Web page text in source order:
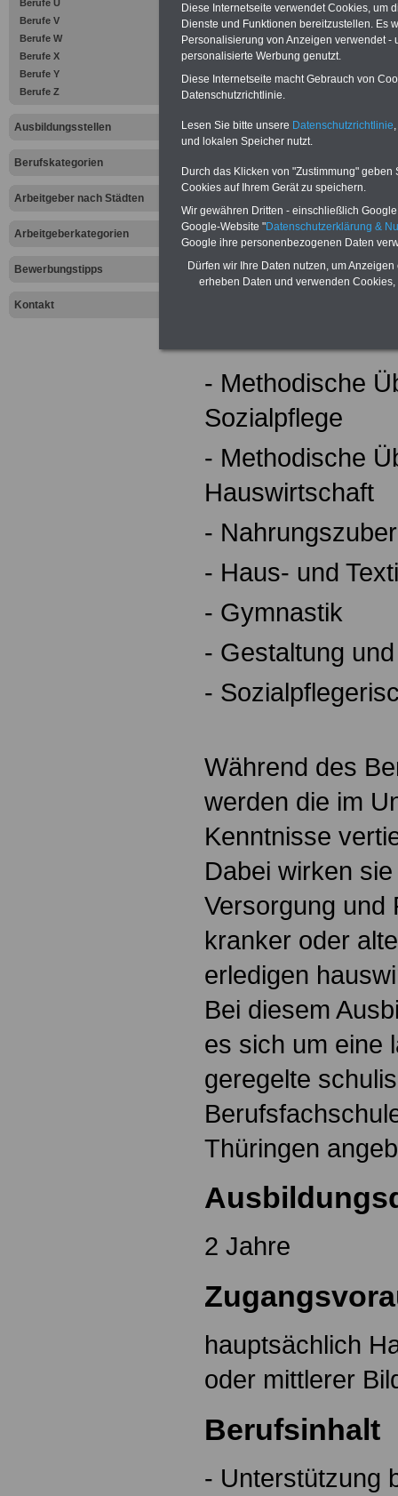
Berufe U
Berufe V
Berufe W
Berufe X
Berufe Y
Berufe Z
Ausbildungsstellen
Berufskategorien
Arbeitgeber nach Städten
Arbeitgeberkategorien
Bewerbungstipps
Kontakt
lernt man z.B.:
-
- Gesundheits-
- Berufs- und
-
Im praktischen
- Methodische
Sozialpflege
- Methodische
Hauswirtschaft
-
- Haus- und
- Gymnastik
- Gestaltung
-
Während des
werden die im
Kenntnisse
Dabei wirken
Versorgung und
kranker oder
erledigen
Bei diesem
es sich um eine
geregelte
Thüringen
2 Jahre
hauptsächlich
oder mittlerer
Berufsinhalt
- Unterstützung
Diese Internetseite verwendet Cookies, um
Dienste und Funktionen bereitzustellen. Es
Personalisierung von Anzeigen verwendet
personalisierte Werbung genutzt.
Diese Internetseite macht Gebrauch von
Datenschutzrichtlinie.
Lesen Sie bitte unsere Datenschutzrichtlinie
und lokalen Speicher nutzt.
Durch das Klicken von "Zustimmung"
Cookies auf Ihrem Gerät zu speichern.
Wir gewähren Dritten - einschließlich
Google-Website "Datenschutzerklärung &
Google ihre personenbezogenen Daten
Dürfen wir Ihre Daten nutzen, um
erheben Daten und verwenden